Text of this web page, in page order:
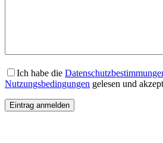
Ich habe die
Nutzungsbedingungen gelesen und